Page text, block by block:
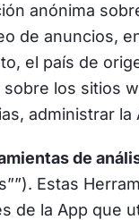
anónima
de anuncios,
el país de
sobre los sitios
administrar
de
Estas
de la App que